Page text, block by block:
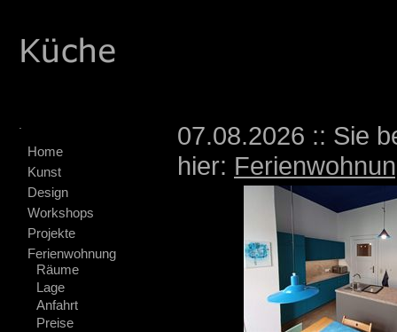
Home
Kunst
Design
Workshops
Projekte
Ferienwohnung
Räume
Lage
Anfahrt
Preise
07.08.2026 :: Sie
hier: